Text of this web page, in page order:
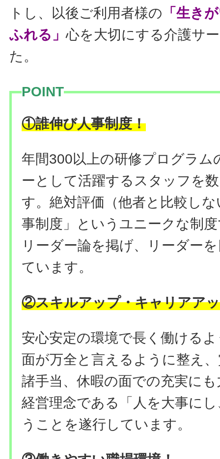
トし、以後ご利用者様の 「生き
ふれる」心を大切にする介護サ
た。
POINT
①誰伸び人事制度！
年間300以上の研修プログラム
ーとして活躍するスタッフを
す。絶対評価（他者と比較し
事制度」というユニークな制
リーダー論を掲げ、リーダー
ています。
②スキルアップ・キャリアア
安心安定の環境で長く働ける
面が万全と言えるように整え
諸手当、休暇の面での充実に
経営理念である「人を大事に
うことを遂行しています。